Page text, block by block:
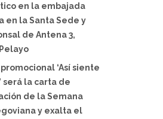
en la embajada
en la Santa Sede y
de Antena 3,
‘Así siente
será la carta de
de la Semana
y exalta el